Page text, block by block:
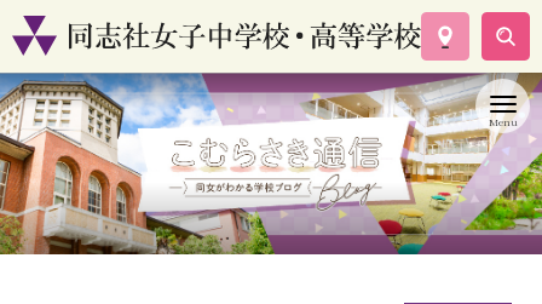
学校案内
コース紹介
学校生活
入試情報
資料請求